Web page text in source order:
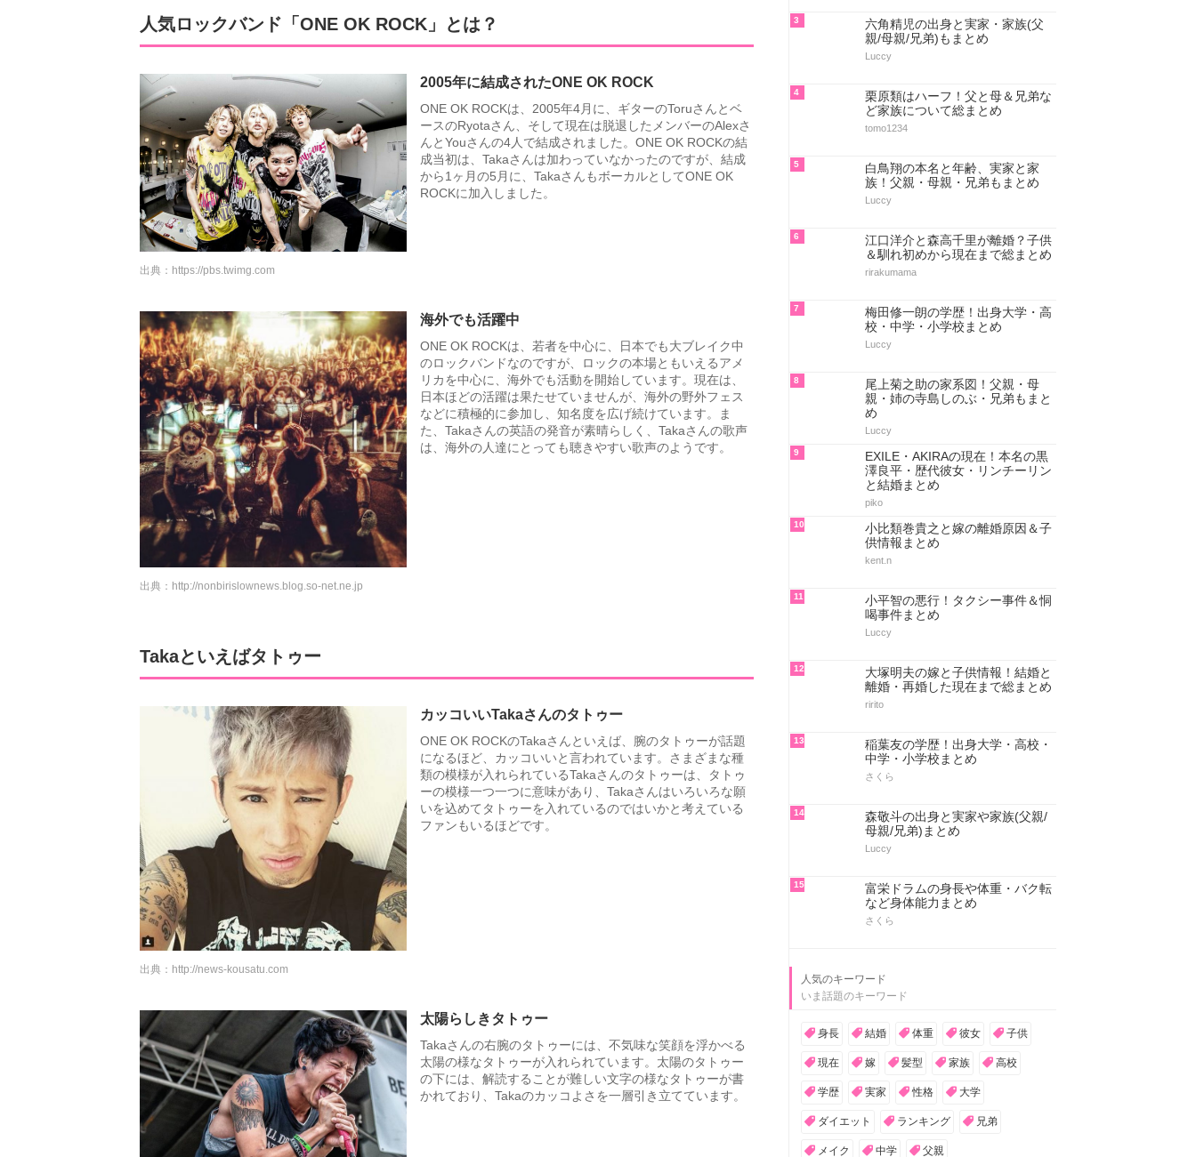
人気ロックバンド「ONE OK ROCK」とは？
2005年に結成されたONE OK ROCK
ONE OK ROCKは、2005年4月に、ギターのToruさんとベ
ースのRyotaさん、そして現在は脱退したメンバーのAlexさ
んとYouさんの4人で結成されました。ONE OK ROCKの結
成当初は、Takaさんは加わっていなかったのですが、結成
から1ヶ月の5月に、TakaさんもボーカルとしてONE OK
ROCKに加入しました。
出典： https://pbs.twimg.com
海外でも活躍中
ONE OK ROCKは、若者を中心に、日本でも大ブレイク中
のロックバンドなのですが、ロックの本場ともいえるアメ
リカを中心に、海外でも活動を開始しています。現在は、
日本ほどの活躍は果たせていませんが、海外の野外フェス
などに積極的に参加し、知名度を広げ続けています。ま
た、Takaさんの英語の発音が素晴らしく、Takaさんの歌声
は、海外の人達にとっても聴きやすい歌声のようです。
出典： http://nonbirislownews.blog.so-net.ne.jp
Takaといえばタトゥー
カッコいいTakaさんのタトゥー
ONE OK ROCKのTakaさんといえば、腕のタトゥーが話題
になるほど、カッコいいと言われています。さまざまな種
類の模様が入れられているTakaさんのタトゥーは、タトゥ
ーの模様一つ一つに意味があり、Takaさんはいろいろな願
いを込めてタトゥーを入れているのではいかと考えている
ファンもいるほどです。
出典： http://news-kousatu.com
太陽らしきタトゥー
Takaさんの右腕のタトゥーには、不気味な笑顔を浮かべる
太陽の様なタトゥーが入れられています。太陽のタトゥー
の下には、解読することが難しい文字の様なタトゥーが書
かれており、Takaのカッコよさを一層引き立てています。
3
六角精児の出身と実家・家族(父
親/母親/兄弟)もまとめ
Luccy
4
栗原類はハーフ！父と母＆兄弟な
ど家族について総まとめ
tomo1234
5
白鳥翔の本名と年齢、実家と家
族！父親・母親・兄弟もまとめ
Luccy
6
江口洋介と森高千里が離婚？子供
＆馴れ初めから現在まで総まとめ
rirakumama
7
梅田修一朗の学歴！出身大学・高
校・中学・小学校まとめ
Luccy
8
尾上菊之助の家系図！父親・母
親・姉の寺島しのぶ・兄弟もまと
め
Luccy
9
EXILE・AKIRAの現在！本名の黒
澤良平・歴代彼女・リンチーリン
と結婚まとめ
piko
10
小比類巻貴之と嫁の離婚原因＆子
供情報まとめ
kent.n
11
小平智の悪行！タクシー事件＆恫
喝事件まとめ
Luccy
12
大塚明夫の嫁と子供情報！結婚と
離婚・再婚した現在まで総まとめ
ririto
13
稲葉友の学歴！出身大学・高校・
中学・小学校まとめ
さくら
14
森敬斗の出身と実家や家族(父親/
母親/兄弟)まとめ
Luccy
15
富栄ドラムの身長や体重・バク転
など身体能力まとめ
さくら
人気のキーワード
いま話題のキーワード
身長 結婚 体重 彼女 子供
現在 嫁 髪型 家族 高校
学歴 実家 性格 大学
ダイエット ランキング 兄弟
メイク 中学 父親